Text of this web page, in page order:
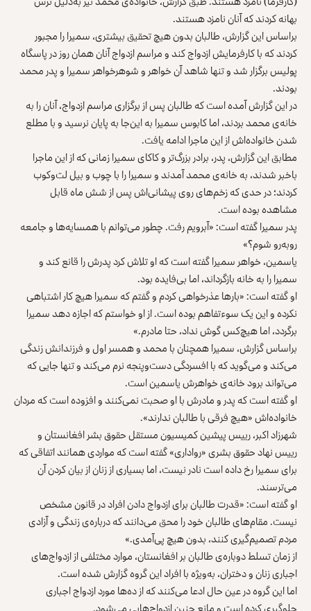
بهانه کردند که آنان نامزد هستند.
براساس این گزارش، طالبان بدون هیچ تحقیق بیشتری، سمیرا را مجبور
کردند که با کارفرمایش ازدواج کند و مراسم ازدواج آنان همان روز در پاسگاه
پولیس برگزار شد و تنها شاهد آن خواهر و شوهرخواهر سمیرا و پدر محمد
بودند.
در این گزارش آمده است که طالبان پس از برگزاری مراسم ازدواج، آنان را به
خانه‌ی محمد بردند، اما کابوس سمیرا به این‌جا به پایان نرسید و با مطلع
شدن خانواده‌اش از این ماجرا ادامه یافت.
مطابق این گزارش، پدر، برادر بزرگ‌تر و کاکای سمیرا زمانی که از این ماجرا
باخبر شدند، به خانه‌ی محمد آمدند و سمیرا را با چوب و بیل لت‌وکوب
کردند؛ در حدی که زخم‌های روی پیشانی‌اش پس از شش ماه قابل
مشاهده بوده است.
پدر سمیرا گفته است: «آبرویم رفت. چطور می‌توانم با همسایه‌ها و جامعه
روبه‌رو شوم؟»
یاسمین، خواهر سمیرا گفته است که او تلاش کرد پدرش را قانع کند و
سمیرا را به خانه بازگرداند، اما بی‌فایده بود.
او گفته است: «بارها عذرخواهی کردم و گفتم که سمیرا هیچ کار اشتباهی
نکرده و این یک سوءتفاهم بوده است. از او خواستم که اجازه دهد سمیرا
برگردد، اما هیچ‌کس گوش نداد، حتا مادرم.»
براساس گزارش، سمیرا همچنان با محمد و همسر اول و فرزندانش زندگی
می‌کند و می‌گوید که با افسردگی دست‌وپنجه نرم می‌کند و تنها جایی که
می‌تواند برود خانه‌ی خواهرش یاسمین است.
او گفته است که پدر و مادرش با او صحبت نمی‌کنند و افزوده است که مردان
خانواده‌اش «هیچ فرقی با طالبان ندارند».
شهرزاد اکبر، رییس پیشین کمیسیون مستقل حقوق‌‌ بشر افغانستان و
رییس نهاد حقوق‌‌ بشری «رواداری» گفته است که مواردی همانند اتفاقی که
برای سمیرا رخ داده است نادر نیست، اما بسیاری از زنان از بیان کردن آن
می‌ترسند.
او گفته است: «قدرت طالبان برای ازدواج دادن افراد در قانون مشخص
نیست. مقام‌های طالبان خود را محق می‌دانند که درباره‌ی زندگی و آزادی
مردم تصمیم‌گیری کنند، بدون هیچ پی‌آمدی.»
از زمان تسلط دوباره‌ی طالبان بر افغانستان، موارد مختلفی از ازدواج‌های
اجباری زنان و دختران، به‌ویژه با افراد این گروه گزارش شده است.
اما این گروه در عین حال ادعا می‌کنند که از ده‌ها مورد ازدواج اجباری